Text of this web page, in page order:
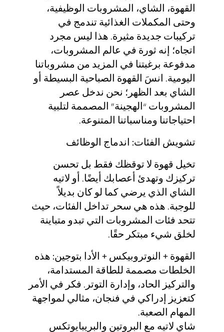
القهوة، الشاي، المشروبات الوظيفية،
وحتى المكملات الغذائية تندمج في
تركيبات جديدة مثيرة. هذا ليس مجرد
اتجاه؛ إنه ثورة في عالم المشروبات،
مدفوعة برغبتنا في المزيد من مشروباتنا
اليومية. انسَ القهوة الصباحية البسيطة أو
الشاي بعد الظهر؛ نحن ندخل عصر
المشروبات “الهجينة” المصممة لتلبية
احتياجاتنا ومناسباتنا المتنوعة.
تشويش الفئات: اندماج الوظائف
تخيل قهوة لا توقظك فقط بل تحسن
تركيزك وتهدئ أعصابك أيضًا. أو لاتيه
الشاي الذي يرضي كما لو كان بديلاً
للوجبة. هذه هي سحر تداخل الفئات، حيث
تتحد فئات المشروبات التي تبدو متباينة
لخلق شيء مبتكر حقًا.
القهوة + النوتروبيكس + الأدا بتوجين: هذه
الخلطات مصممة للطاقة المستدامة،
والتركيز الحاد، وإدارة التوتر. فكر في الأمر
كتعزيز إدراكي في فنجان، مثالي لمواجهة
المهام الصعبة.
شاي لاتيه مع البروتين والبريبايوتكس